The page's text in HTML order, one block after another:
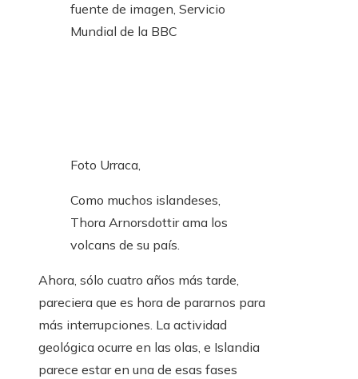
fuente de imagen, Servicio
Mundial de la BBC
Foto Urraca,
Como muchos islandeses,
Thora Arnorsdottir ama los
volcans de su país.
Ahora, sólo cuatro años más tarde,
pareciera que es hora de pararnos para
más interrupciones. La actividad
geológica ocurre en las olas, e Islandia
parece estar en una de esas fases